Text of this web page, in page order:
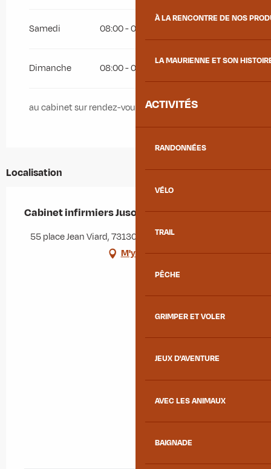
À LA RENCONTRE DE NOS
LA MAURIENNE ET SON
ACTIVITÉS
RANDONNÉES
VÉLO
TRAIL
PÊCHE
GRIMPER ET VOLER
JEUX D'AVENTURE
AVEC LES ANIMAUX
BAIGNADE
Samedi 08:00 - 08:30
Dimanche 08:00 - 08:30
au cabinet sur rendez-vous de 8h à 8h30
Localisation
Cabinet infirmiers Jusot et Lecostey
55 place Jean Viard, 73130 Saint-Étienne-de-Cuines
M'y rendre